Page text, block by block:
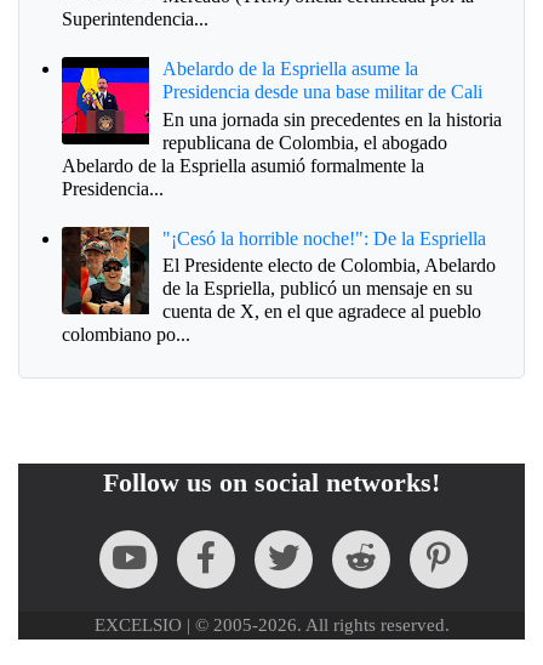
Superintendencia...
Abelardo de la Espriella asume la
Presidencia desde una base militar de Cali
En una jornada sin precedentes en la historia
republicana de Colombia, el abogado
Abelardo de la Espriella asumió formalmente la
Presidencia...
"¡Cesó la horrible noche!": De la Espriella
El Presidente electo de Colombia, Abelardo
de la Espriella, publicó un mensaje en su
cuenta de X, en el que agradece al pueblo
colombiano po...
Follow us on social networks!
EXCELSIO | © 2005-2026. All rights reserved.